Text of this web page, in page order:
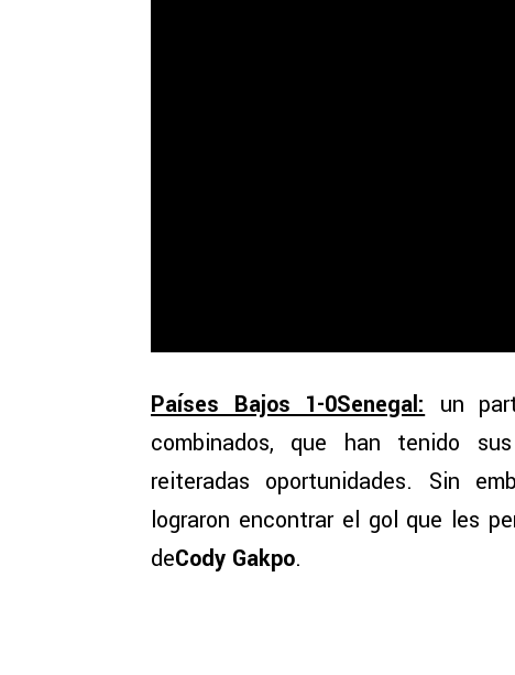
Países Bajos 1-0Senegal: un
combinados, que han tenido
reiteradas oportunidades. Sin
lograron encontrar el gol que les
deCody Gakpo.